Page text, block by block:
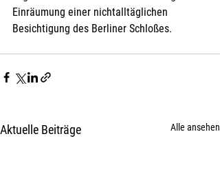
Einräumung einer nichtalltäglichen
Besichtigung des Berliner Schloßes.
Aktuelle Beiträge Alle ansehen